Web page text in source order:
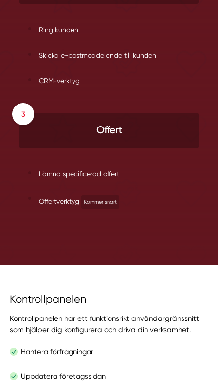
Kontakta oss
Ring kunden
Skicka e-postmeddelande till kunden
CRM-verktyg
Offert
Lämna specificerad offert
Offertverktyg Kommer snart
Kontrollpanelen
Kontrollpanelen har ett funktionsrikt användargränssnitt
som hjälper dig konfigurera och driva din verksamhet.
Hantera förfrågningar
Uppdatera företagssidan